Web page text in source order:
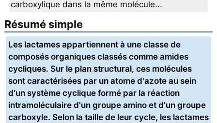
carboxylique dans la même molécule...
Résumé simple
Les lactames appartiennent à une classe de
composés organiques classés comme amides
cycliques. Sur le plan structural, ces molécules
sont caractérisées par un atome d'azote au sein
d'un système cyclique formé par la réaction
intramoléculaire d'un groupe amino et d'un groupe
carboxyle. Selon la taille de leur cycle, les lactames